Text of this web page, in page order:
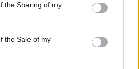
the Sharing of my
the Sale of my
car il va dissoudre et
dans vos canalisations.
versez le dans votre
agir avant de rincer.